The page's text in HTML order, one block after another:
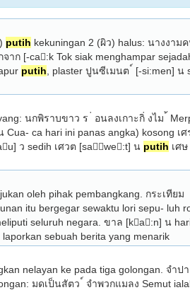
putih kekuningan 2 (ผิว) halus: นางงาม
ก [-ca:k Tok siak menghampar
putih , plaster ปูนซีเมนต ์ [-si:men] น
ca hari ini panas angka) kosong เศ
ว sedih เศวต [sawe:t] น putih เศ
oleh pihak pembangkang. กระเทียม
itu bergegar sewaktu lori sepu- luh
seluruh negara. ขาล [ka:n] น
sebuah berita yang menarik
nelayan ke­ pada tiga golongan. จำปา
มดเป็นสัตว ์ จำพวกแมลง Semut